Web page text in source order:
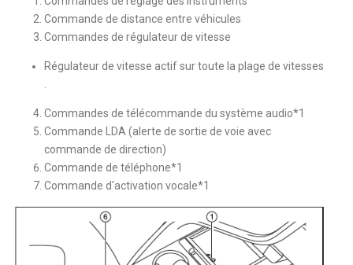
Commande de distance entre véhicules
Commandes de régulateur de vitesse
Régulateur de vitesse actif sur toute la plage de vitesses
.
Commandes de télécommande du système audio*1
Commande LDA (alerte de sortie de voie avec
commande de direction)
Commande de téléphone*1
Commande d'activation vocale*1